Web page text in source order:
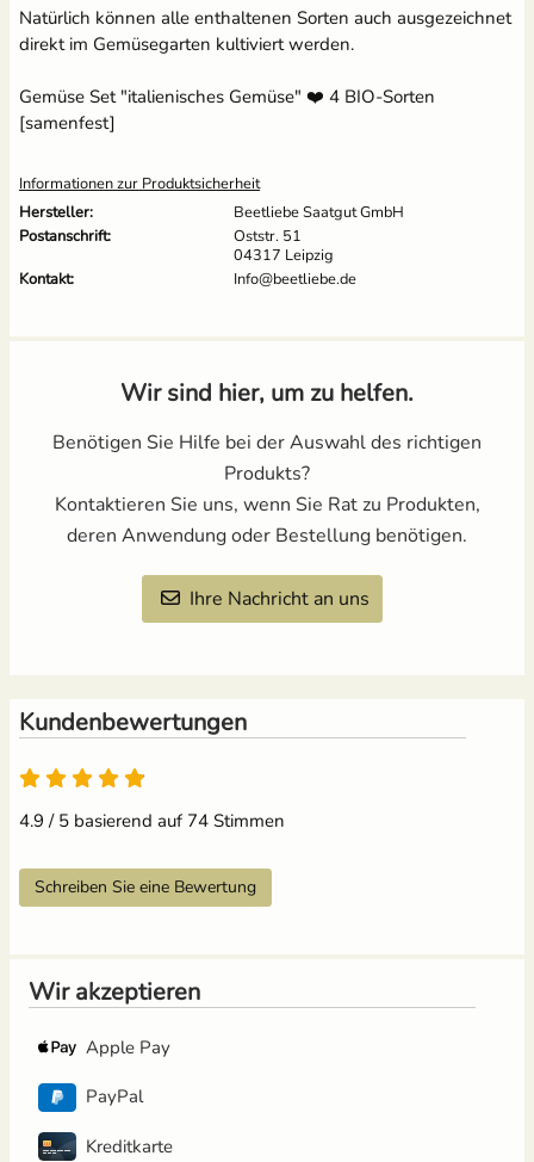
Natürlich können alle enthaltenen Sorten auch ausgezeichnet
direkt im Gemüsegarten kultiviert werden.
Gemüse Set "italienisches Gemüse" ❤️️ 4 BIO-Sorten
[samenfest]
Informationen zur Produktsicherheit
Hersteller:
Beetliebe Saatgut GmbH
Postanschrift:
Oststr. 51
04317 Leipzig
Kontakt:
Info@beetliebe.de
Wir sind hier, um zu helfen.
Benötigen Sie Hilfe bei der Auswahl des richtigen
Produkts?
Kontaktieren Sie uns, wenn Sie Rat zu Produkten,
deren Anwendung oder Bestellung benötigen.
Ihre Nachricht an uns
Kundenbewertungen
4.9 von 5
4.9 / 5 basierend auf 74 Stimmen
Schreiben Sie eine Bewertung
Wir akzeptieren
Apple Pay
PayPal
Kreditkarte